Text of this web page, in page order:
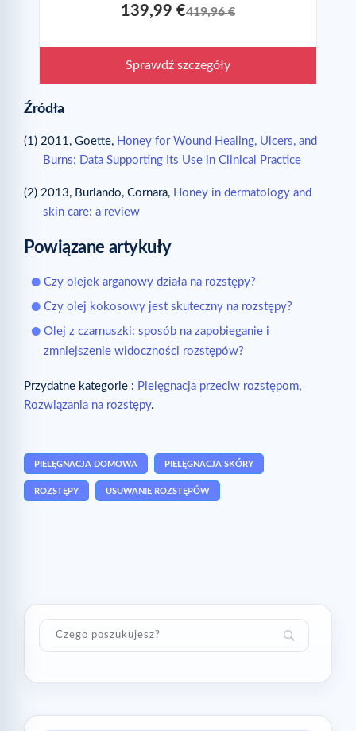
139,99 €419,96 €
Sprawdź szczegóły
Źródła
(1) 2011, Goette, Honey for Wound Healing, Ulcers, and
Burns; Data Supporting Its Use in Clinical Practice
(2) 2013, Burlando, Cornara, Honey in dermatology and
skin care: a review
Powiązane artykuły
Czy olejek arganowy działa na rozstępy?
Czy olej kokosowy jest skuteczny na rozstępy?
Olej z czarnuszki: sposób na zapobieganie i
zmniejszenie widoczności rozstępów?
Przydatne kategorie : Pielęgnacja przeciw rozstępom,
Rozwiązania na rozstępy.
PIELĘGNACJA DOMOWA PIELĘGNACJA SKÓRY
ROZSTĘPY USUWANIE ROZSTĘPÓW